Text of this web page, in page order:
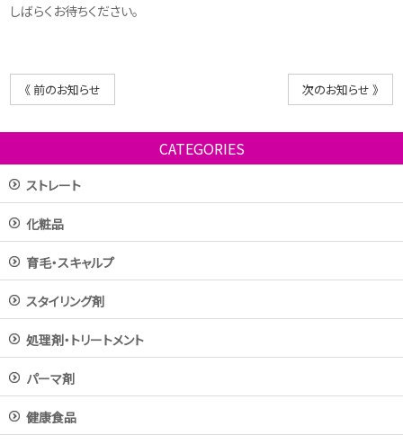
しばらくお待ちください。
《 前のお知らせ 次のお知らせ 》
CATEGORIES
ストレート
化粧品
育毛・スキャルプ
スタイリング剤
処理剤・トリートメント
パーマ剤
健康食品